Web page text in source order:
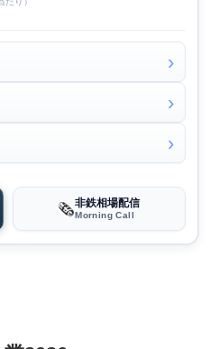
🗞️非鉄相場配信
Morning Call